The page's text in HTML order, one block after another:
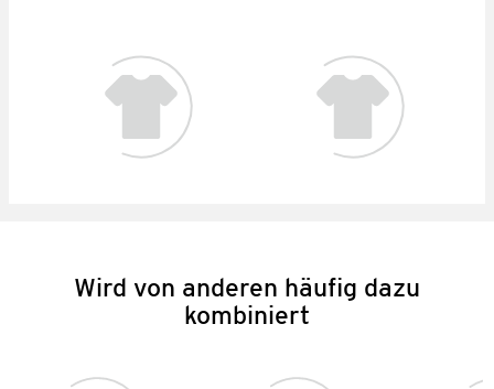
Wird von anderen häufig dazu
kombiniert